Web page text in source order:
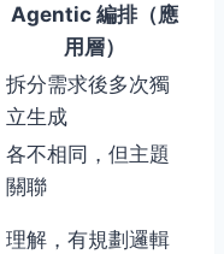
Agentic 編排（應
用層）
拆分需求後多次獨
立生成
各不相同，但主題
關聯
理解，有規劃邏輯